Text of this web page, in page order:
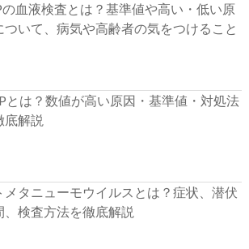
の血液検査とは？基準値や高い・低い原
ついて、病気や高齢者の気をつけること
とは？数値が高い原因・基準値・対処法
底解説
メタニューモウイルスとは？症状、潜伏
、検査方法を徹底解説